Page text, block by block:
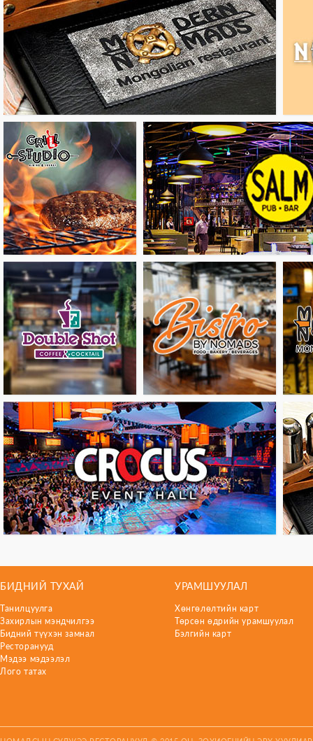
БИДНИЙ ТУХАЙ
Танилцуулга
Захирлын мэндчилгээ
Бидний түүхэн замнал
Ресторанууд
Мэдээ мэдээлэл
Лого татах
УРАМШУУЛАЛ
Хөнгөлөлтийн карт
Төрсөн өдрийн урамшуулал
Бэлгийн карт